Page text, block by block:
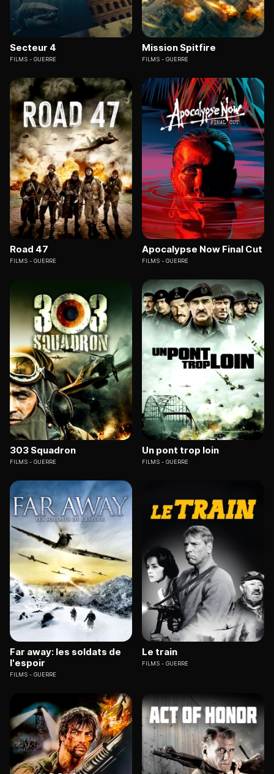
Secteur 4
FILMS GUERRE
Mission Spitfire
FILMS GUERRE
Road 47
FILMS GUERRE
Apocalypse Now Final Cut
FILMS GUERRE
303 Squadron
FILMS GUERRE
Un pont trop loin
FILMS GUERRE
Far away: les soldats de
l'espoir
FILMS GUERRE
Le train
FILMS GUERRE